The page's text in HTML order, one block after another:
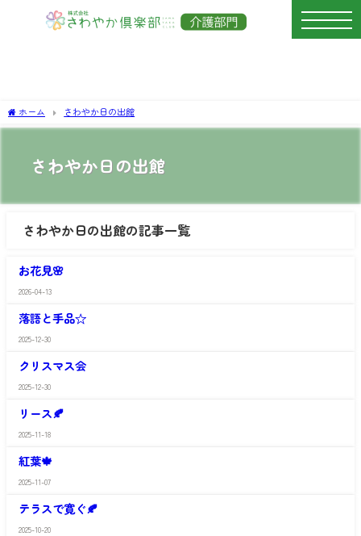
ホーム さわやか日の出館
さわやか日の出館
さわやか日の出館の記事一覧
わ
や
か
の
出
館
お花見🌸
2026-04-13
わ
や
か
出
館
落語と手品☆
2025-12-30
や
か
の
出
館
クリスマス会
2025-12-30
わ
や
か
の
出
館
リース🍂
2025-11-18
わ
や
か
の
出
館
紅葉🍁
2025-11-07
わ
や
か
テラスで寛ぐ🍂
2025-10-20